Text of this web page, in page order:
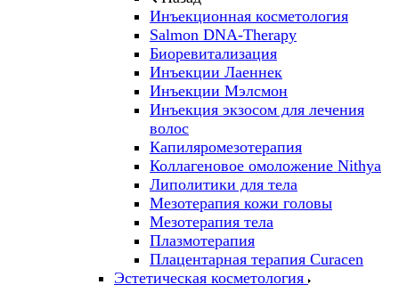
Инъекционная косметология
Salmon DNA-Therapy
Биоревитализация
Инъекции Лаеннек
Инъекции Мэлсмон
Инъекция экзосом для лечения
волос
Капиляромезотерапия
Коллагеновое омоложение Nithya
Липолитики для тела
Мезотерапия кожи головы
Мезотерапия тела
Плазмотерапия
Плацентарная терапия Curacen
Эстетическая косметология